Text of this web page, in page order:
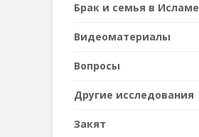
Брак и семья в Исламе
Видеоматериалы
Вопросы
Другие исследования
Закят